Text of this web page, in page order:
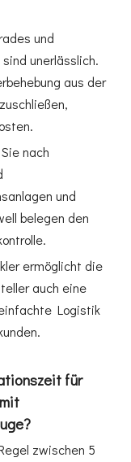
und
unerlässlich.
aus der
nach
und
belegen den
ermöglicht die
auch eine
Logistik
für
zwischen 5